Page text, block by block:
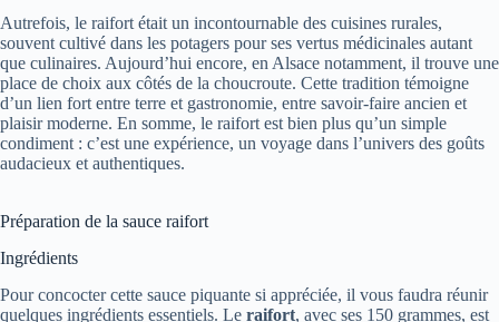
Autrefois, le raifort était un incontournable des cuisines rurales,
souvent cultivé dans les potagers pour ses vertus médicinales autant
que culinaires. Aujourd’hui encore, en Alsace notamment, il trouve une
place de choix aux côtés de la choucroute. Cette tradition témoigne
d’un lien fort entre terre et gastronomie, entre savoir-faire ancien et
plaisir moderne. En somme, le raifort est bien plus qu’un simple
condiment : c’est une expérience, un voyage dans l’univers des goûts
audacieux et authentiques.
Préparation de la sauce raifort
Ingrédients
Pour concocter cette sauce piquante si appréciée, il vous faudra réunir
quelques ingrédients essentiels. Le raifort, avec ses 150 grammes, est